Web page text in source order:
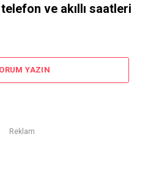
ve akıllı saatleri
YAZIN
Reklam